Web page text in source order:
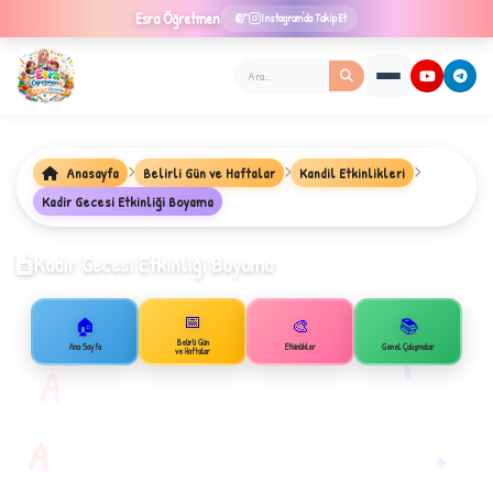
Esra Öğretmen Instagram'da Takip Et
A
B
★
✧
Anasayfa Belirli Gün ve Haftalar
Kandil Etkinlikleri
Kadir Gecesi Etkinliği Boyama
Kadir Gecesi Etkinliği Boyama
🏠
Ana Sayfa
📅
Belirli Gün
ve Haftalar
🎨
Etkinlikler
📚
Genel Çalışmalar
1